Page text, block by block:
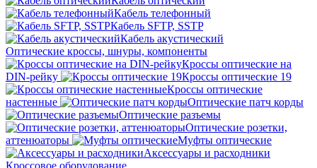
Кабель телефонный
Кабель SFTP, SSTP
Кабель акустический
Оптические кроссы, шнуры, компоненты
Кроссы оптические на
DIN-рейку
Кроссы оптические 19
Кроссы оптические
настенные
Оптические патч корды
Оптические разъемы
Оптические розетки,
аттенюаторы
Муфты оптические
Аксессуары и расходники
Кроссовое оборудование